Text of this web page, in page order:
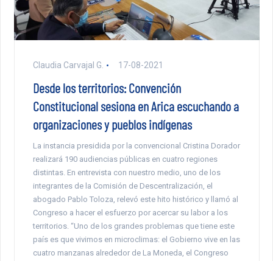
Claudia Carvajal G. 17-08-2021
Desde los territorios: Convención
Constitucional sesiona en Arica escuchando a
organizaciones y pueblos indígenas
La instancia presidida por la convencional Cristina Dorador
realizará 190 audiencias públicas en cuatro regiones
distintas. En entrevista con nuestro medio, uno de los
integrantes de la Comisión de Descentralización, el
abogado Pablo Toloza, relevó este hito histórico y llamó al
Congreso a hacer el esfuerzo por acercar su labor a los
territorios. “Uno de los grandes problemas que tiene este
país es que vivimos en microclimas: el Gobierno vive en las
cuatro manzanas alrededor de La Moneda, el Congreso